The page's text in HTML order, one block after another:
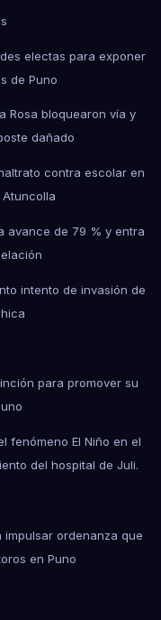
electas para exponer
de Puno
Rosa bloquearon vía y
dañado
contra escolar en
avance de 79 % y entra
intento de invasión de
para promover su
fenómeno El Niño en el
del hospital de Juli.
ordenanza que
en Puno